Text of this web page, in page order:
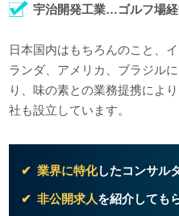
宇治開発工業…ゴルフ場
日本国内はもちろんのこと、
ランダ、アメリカ、ブラジル
り、味の素との業務提携によ
社も設立しています。
業界に特化したコンサル
非公開求人を紹介しても